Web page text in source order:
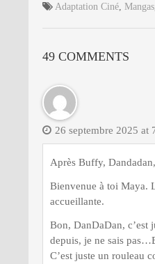
Adaptation Ciné Mangas
49 COMMENTS
26 septembre 2025 at
Après Buffy,
Bienvenue à toi Maya.
accueillante.
Bon, DanDaDan, c’est
depuis, je ne sais
C’est juste un rouleau